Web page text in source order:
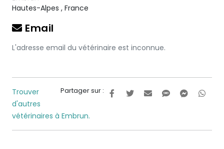
Hautes-Alpes , France
Email
L'adresse email du vétérinaire est inconnue.
Partager sur :
Trouver
d'autres
vétérinaires à Embrun.